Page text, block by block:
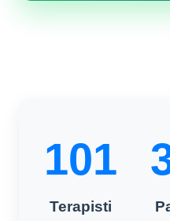
101
Terapisti